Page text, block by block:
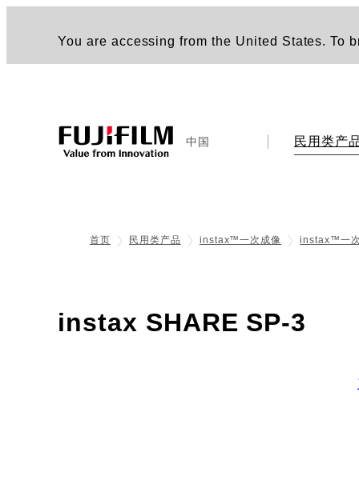
You are accessing from the United States.
中国 民用类产
首页 民用类产品 instax™一次成像 instax™一
instax SHARE SP-3